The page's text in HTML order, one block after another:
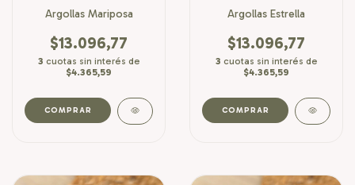
Argollas Mariposa
$13.096,77
3 cuotas sin interés de
$4.365,59
Argollas Estrella
$13.096,77
3 cuotas sin interés de
$4.365,59